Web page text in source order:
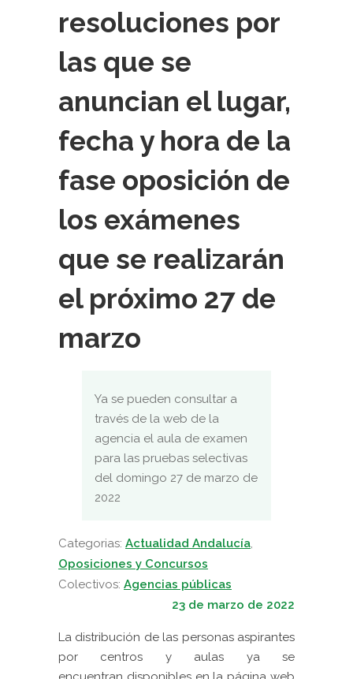
resoluciones por
las que se
anuncian el lugar,
fecha y hora de la
fase oposición de
los exámenes
que se realizarán
el próximo 27 de
marzo
Ya se pueden consultar a
través de la web de la
agencia el aula de examen
para las pruebas selectivas
del domingo 27 de marzo de
2022
Categorias: Actualidad Andalucía,
Oposiciones y Concursos
Colectivos: Agencias públicas
23 de marzo de 2022
La distribución de las personas aspirantes
por centros y aulas ya se